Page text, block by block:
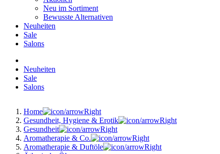
Neu im Sortiment
Bewusste Alternativen
Neuheiten
Sale
Salons
Neuheiten
Sale
Salons
Home
Gesundheit, Hygiene & Erotik
Gesundheit
Aromatherapie & Co.
Aromatherapie & Duftöle